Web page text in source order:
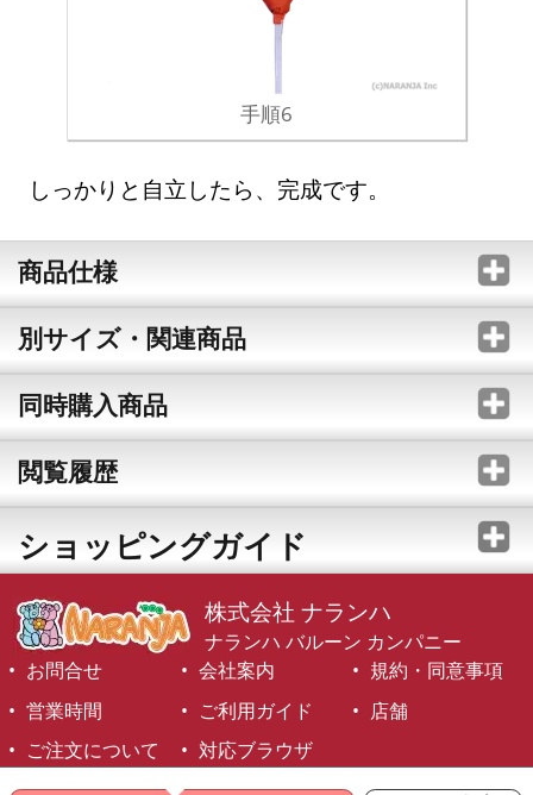
手順6
しっかりと自立したら、完成です。
商品仕様
別サイズ・関連商品
同時購入商品
閲覧履歴
ショッピングガイド
株式会社 ナランハ
ナランハ バルーン カンパニー
お問合せ
会社案内
規約・同意事項
営業時間
ご利用ガイド
店舗
ご注文について
対応ブラウザ
©1999-2026 NARANJA Inc. All Rights Reserved.